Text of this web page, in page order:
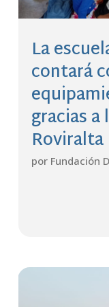
La
contará
gracias a
Roviralta
por Fundación